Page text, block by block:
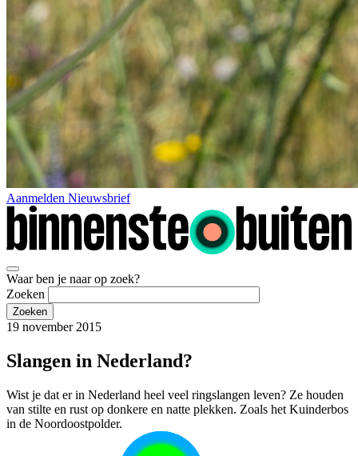
Aanmelden Nieuwsbrief
Waar ben je naar op zoek?
Zoeken
19 november 2015
Slangen in Nederland?
Wist je dat er in Nederland heel veel ringslangen leven? Ze houden
van stilte en rust op donkere en natte plekken. Zoals het Kuinderbos
in de Noordoostpolder.